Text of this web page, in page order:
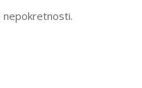
nepokretnosti.